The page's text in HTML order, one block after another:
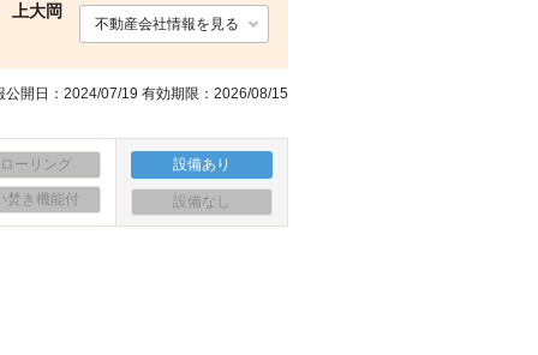
上大岡
不動産会社情報を見る
公開日：2024/07/19 有効期限：2026/08/15
ーリング
焚き機能付
設備あり
設備なし